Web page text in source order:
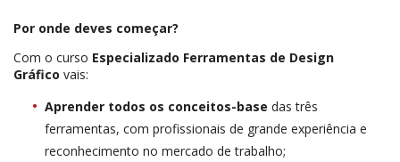
Por onde deves começar?
Com o curso Especializado Ferramentas de Design
Gráfico vais:
Aprender todos os conceitos-base das três
ferramentas, com profissionais de grande experiência e
reconhecimento no mercado de trabalho;